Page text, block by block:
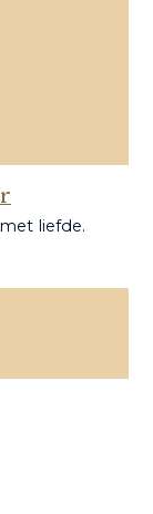
liefde.